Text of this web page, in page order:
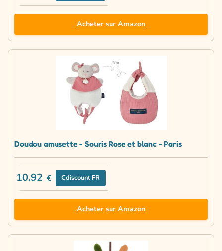
Acheter sur Amazon
Doudou amusette - Souris Rose et blanc - Paris
10.92 € Cdiscount FR
Acheter sur Amazon